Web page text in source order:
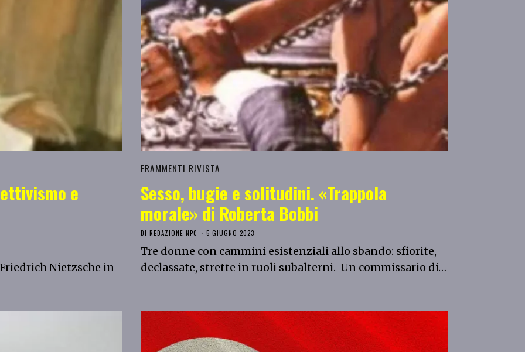
e
Nietzsche in
FRAMMENTI RIVISTA
Sesso, bugie e solitudini. «Trappola
morale» di Roberta Bobbi
DI REDAZIONE NPC 5 GIUGNO 2023
Tre donne con cammini esistenziali allo sbando: sfiorite,
declassate, strette in ruoli subalterni. Un commissario di…